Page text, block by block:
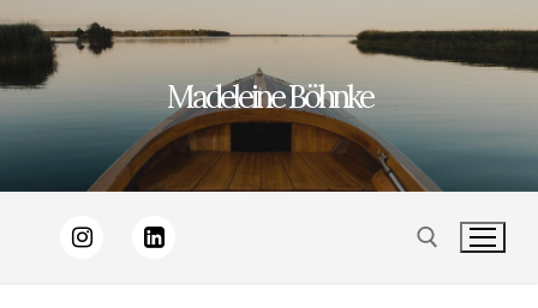
Hoppa
till
innehåll
Madeleine Böhnke